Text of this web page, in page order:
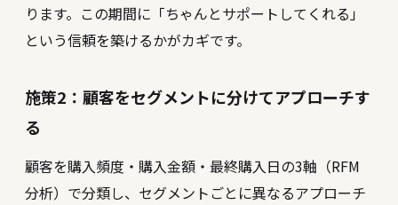
ります。この期間に「ちゃんとサポートしてくれる」
という信頼を築けるかがカギです。
施策2：顧客をセグメントに分けてアプローチす
る
顧客を購入頻度・購入金額・最終購入日の3軸（RFM
分析）で分類し、セグメントごとに異なるアプローチ